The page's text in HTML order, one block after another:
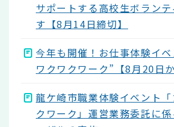
サポートする高校生ボラン
す【8月14日締切】
今年も開催！お仕事体験イ
ワクワクワーク”【8月20日
龍ケ崎市職業体験イベント
クワーク」運営業務委託に